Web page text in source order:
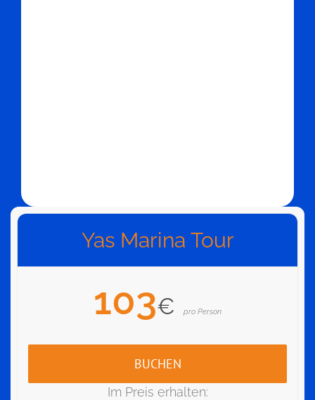
Yas Marina Tour
103€ pro Person
BUCHEN
Im Preis erhalten: